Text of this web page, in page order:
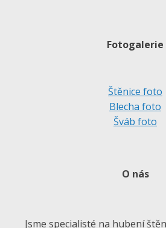
Fotogalerie
Štěnice foto
Blecha foto
Šváb foto
O nás
Jsme specialisté na hubení